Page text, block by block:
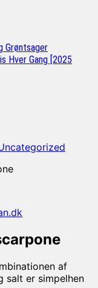
Grøntsager
Hver Gang [2025
af
salt er simpelhen